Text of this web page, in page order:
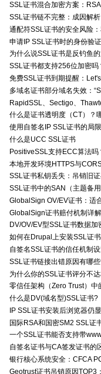
SSL证书混合加密方案：
SSL证书链不完整：成因解
通配符SSL证书的安全风险
申请IP SSL证书时的身份验
为什么说SSL证书是反钓鱼
SSL证书都支持256位加密吗
免费SSL证书到期提醒：
多域名证书部分域名失效：
RapidSSL、Sectigo、
什么是证书透明度（CT）？
使用自签名IP SSL证书的局
什么是UCC SSL证书
PositiveSSL支持ECC算法
本地开发环境HTTPS与
SSL证书私钥丢失：吊销旧
SSL证书中的SAN（主题备
GlobalSign OV/EV证书：适
GlobalSign证书赔付机制详
DV/OV/EV型SSL证书数据
如何在Drupal上安装SSL证书
自签名SSL证书的信任机制
SSL证书链接出错原因有哪
为什么你的SSL证书评分不
零信任架构（Zero Trust）中
什么是DV(域名型)SSL证书?
IP SSL证书安装后浏览器仍
国际RSA和国密SM2 SSL证
一个SSL证书能否支持带
自签名证书与CA签发证书的
银行核心系统安全：CFCA
Geotrust证书吊销原因TOP3